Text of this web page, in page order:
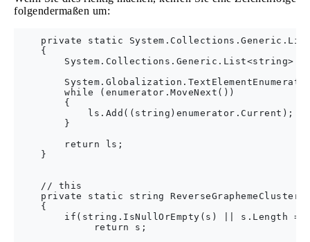
folgendermaßen um:
private static
    {
System.Collections.Generic.List<string>
        while (enumerator.MoveNext())
        {
            ls.Add((string)enumerator.Current);
        }
        return ls;
    }
    // this
private static string
    {
if(string.IsNullOrEmpty(s) || s.Length ==
             return s;